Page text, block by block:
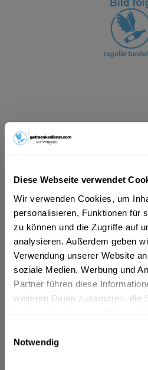
Diese Webseite verwendet
Wir verwenden Cookies, um
personalisieren, Funktionen für
zu können und die Zugriffe auf
analysieren. Außerdem geben
Verwendung unserer Website
soziale Medien, Werbung und
Partner führen diese
weiteren Daten zusammen, die
Notwendig
ab 18,39 € *
Vorrätig
MEHRWEG
+3,10 € Pfand
In den Warenkorb
Artikel-Nr.:
27204
Verfügbar in:
"Herrnbräu Hefe